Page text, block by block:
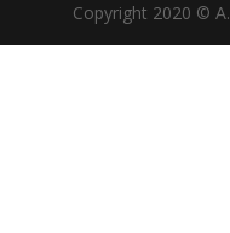
Copyright 2020 ©